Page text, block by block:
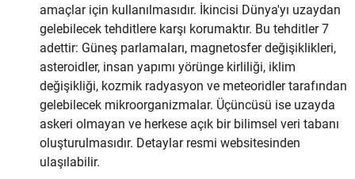
amaçlar için kullanılmasıdır. İkincisi Dünya'yı uzaydan
gelebilecek tehditlere karşı korumaktır. Bu tehditler 7
adettir: Güneş parlamaları, magnetosfer değişiklikleri,
asteroidler, insan yapımı yörünge kirliliği, iklim
değişikliği, kozmik radyasyon ve meteoridler tarafından
gelebilecek mikroorganizmalar. Üçüncüsü ise uzayda
askeri olmayan ve herkese açık bir bilimsel veri tabanı
oluşturulmasıdır. Detaylar resmi websitesinden
ulaşılabilir.